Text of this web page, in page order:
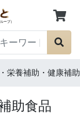
栄養補助・健康補
助食品